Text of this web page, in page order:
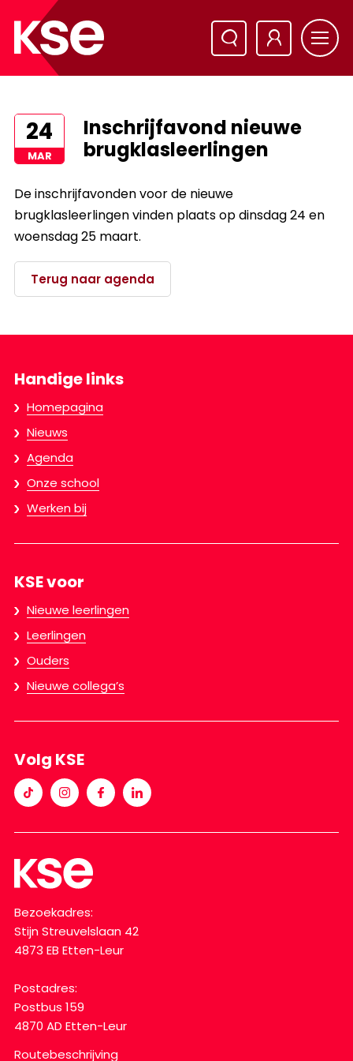
24
MAR
Inschrijfavond nieuwe
brugklasleerlingen
De inschrijfavonden voor de nieuwe
brugklasleerlingen vinden plaats op dinsdag 24 en
woensdag 25 maart.
Terug naar agenda
Handige links
Homepagina
Nieuws
Agenda
Onze school
Werken bij
KSE voor
Nieuwe leerlingen
Leerlingen
Ouders
Nieuwe collega’s
Volg KSE
Bezoekadres:
Stijn Streuvelslaan 42
4873 EB Etten-Leur
Postadres:
Postbus 159
4870 AD Etten-Leur
Routebeschrijving